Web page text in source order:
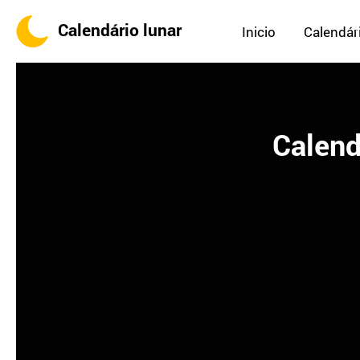
Calendário lunar Inicio